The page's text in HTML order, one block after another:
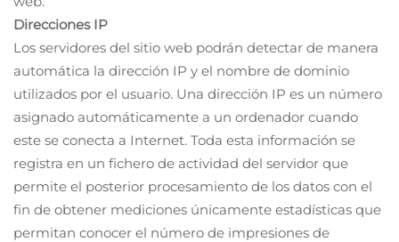
Direcciones IP
Los servidores del sitio web podrán detectar de manera
automática la dirección IP y el nombre de dominio
utilizados por el usuario. Una dirección IP es un número
asignado automáticamente a un ordenador cuando
este se conecta a Internet. Toda esta información se
registra en un fichero de actividad del servidor que
permite el posterior procesamiento de los datos con el
fin de obtener mediciones únicamente estadísticas que
permitan conocer el número de impresiones de